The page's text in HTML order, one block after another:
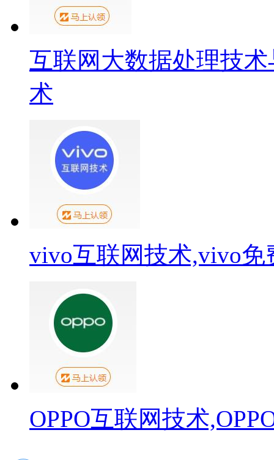
互联网大数据处理技
术
vivo互联网技术,vivo免
OPPO互联网技术